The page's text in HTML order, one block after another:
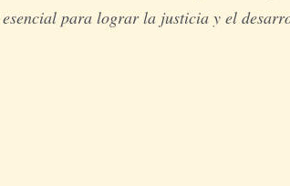
para lograr la justicia y el